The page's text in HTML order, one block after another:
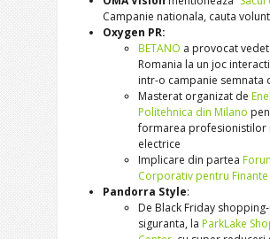
Campanie nationala, cauta
Oxygen PR:
BETANO a provocat
Romania la un joc
intr-o campanie semnata
Masterat organizat de
Politehnica din Milano
formarea profesionistilor
electrice
Implicare din partea
Corporativ pentru Finante
Pandorra Style:
De Black Friday
siguranta, la ParkLake